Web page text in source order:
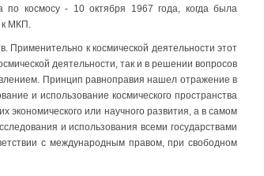
космосу - 10 октября 1967 года, когда была
к МКП.
Применительно к космической деятельности этот
деятельности, так и в решении вопросов
Принцип равноправия нашел отражение в
и использование космического пространства
экономического или научного развития, а в самом
и использования всеми государствами
с международным правом, при свободном